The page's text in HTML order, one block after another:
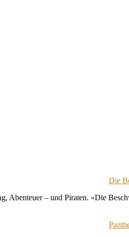
Die
Abenteuer – und Piraten. »Die